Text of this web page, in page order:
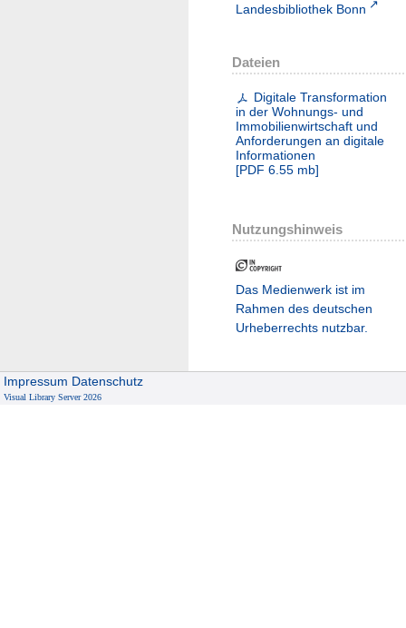
Landesbibliothek Bonn
Dateien
Digitale Transformation
in der Wohnungs- und
Immobilienwirtschaft und
Anforderungen an digitale
Informationen
[PDF 6.55 mb]
Nutzungshinweis
Das Medienwerk ist im
Rahmen des deutschen
Urheberrechts nutzbar.
Impressum Datenschutz
Visual Library Server 2026